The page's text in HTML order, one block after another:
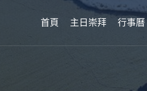
首頁 主日崇拜 行事曆